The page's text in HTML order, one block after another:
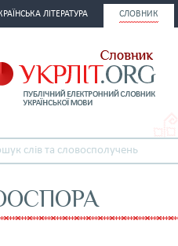
ЛІТЕРАТУРА СЛОВНИК